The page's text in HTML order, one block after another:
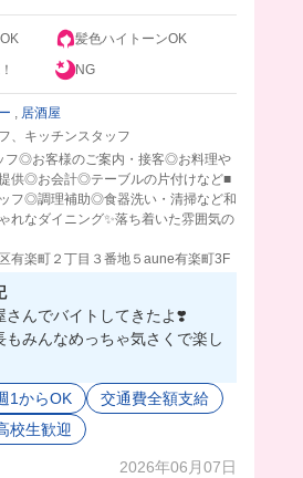
髪色ハイトーンOK
NG
, 居酒屋
、キッチンスタッフ
フ◎お客様のご案内・接客◎お料理や
提供◎お会計◎テーブルの片付けなど■
フ◎調理補助◎食器洗い・清掃など和
れなダイニング✨落ち着いた雰囲気の
有楽町２丁目３番地５aune有楽町3F
さんでバイトしてきたよ❣️
もみんなめっちゃ気さくで楽し
ってもらったんだけど、恥ずか
しい方だったよ🤭
今年も新卒の方が何人か入られ
1からOK
交通費全額支給
校生歓迎
2026年06月07日